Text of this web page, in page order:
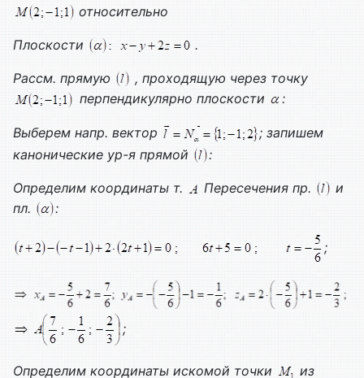
относительно
Плоскости .
Рассм. прямую
, проходящую через точку
перпендикулярно плоскости
:
Выберем напр. вектор
; запишем
канонические ур-я прямой
:
Определим координаты т. Пересечения пр.
и
пл.
:
;
;
Определим координаты искомой точки
из